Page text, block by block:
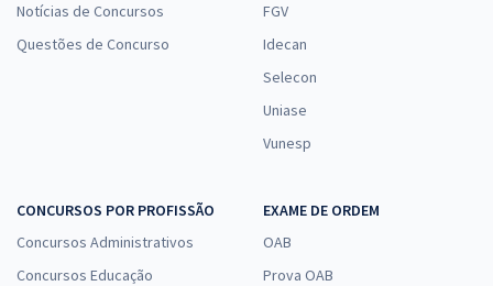
Notícias de Concursos
Questões de Concurso
FGV
Idecan
Selecon
Uniase
Vunesp
CONCURSOS POR PROFISSÃO
Concursos Administrativos
Concursos Educação
EXAME DE ORDEM
OAB
Prova OAB